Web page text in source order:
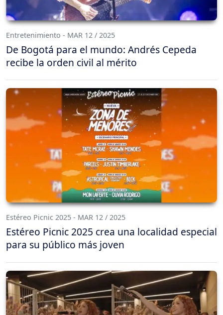
Entretenimiento - MAR 12 / 2025
De Bogotá para el mundo: Andrés Cepeda
recibe la orden civil al mérito
Estéreo Picnic 2025 - MAR 12 / 2025
Estéreo Picnic 2025 crea una localidad especial
para su público más joven